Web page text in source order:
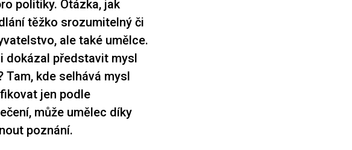
politiky. Otázka, jak
těžko srozumitelný či
ale také umělce.
dokázal představit mysl
kde selhává mysl
jen podle
může umělec díky
poznání.